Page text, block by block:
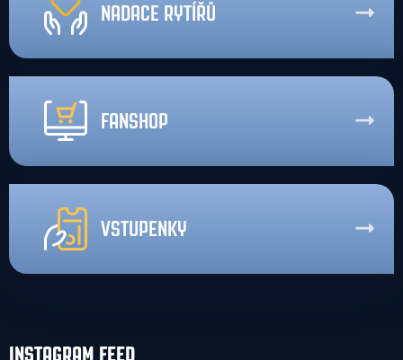
NADACE RYTÍŘŮ
FANSHOP
VSTUPENKY
INSTAGRAM FEED